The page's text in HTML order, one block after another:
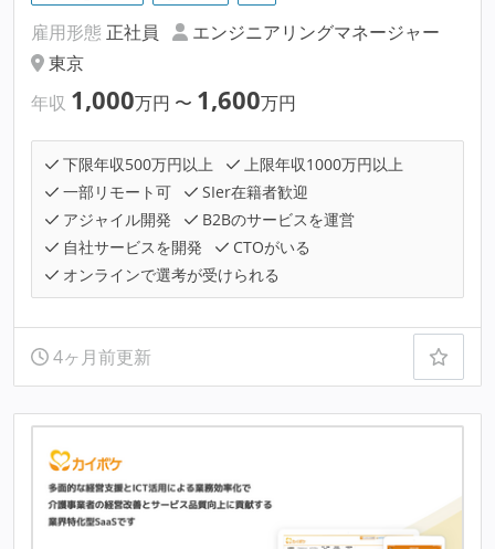
雇用形態 正社員
エンジニアリングマネージャー
東京
年収 1,000万円 〜 1,600万円
下限年収500万円以上
上限年収1000万円以上
一部リモート可
SIer在籍者歓迎
アジャイル開発
B2Bのサービスを運営
自社サービスを開発
CTOがいる
オンラインで選考が受けられる
4ヶ月前更新